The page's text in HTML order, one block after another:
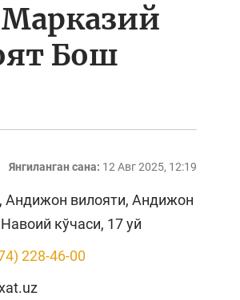
Марказий
Бош
Янгиланган сана: 12 Авг 2025, 12:19
Андижон вилояти, Андижон
кўчаси, 17 уй
228-46-00